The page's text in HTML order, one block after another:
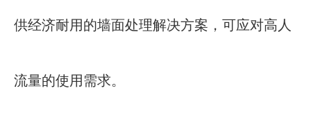
供经济耐用的墙面处理解决方案，可应对高人
流量的使用需求。